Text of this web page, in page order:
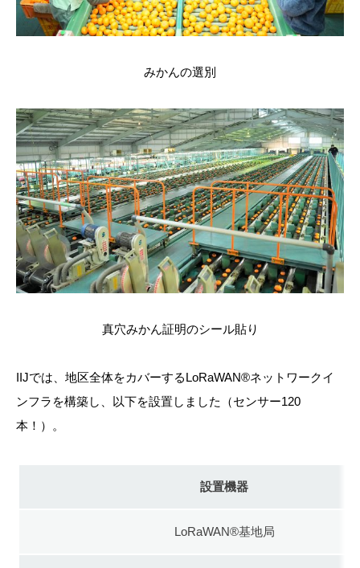
みかんの選別
真穴みかん証明のシール貼り
IIJでは、地区全体をカバーするLoRaWAN®ネットワークイ
ンフラを構築し、以下を設置しました（センサー120
本！）。
設置機器
LoRaWAN®基地局